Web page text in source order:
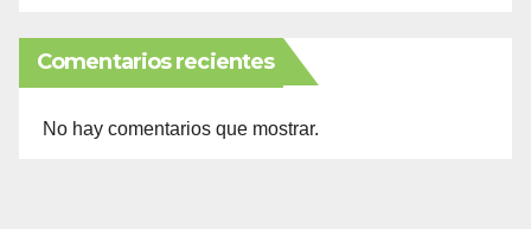
Comentarios recientes
No hay comentarios que mostrar.